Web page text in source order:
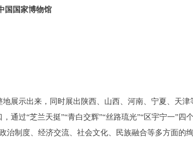
国国家博物馆
展示出来，同时展出陕西、山西、河南、宁夏、天津
通过“芝兰天挺”“青白交辉”“丝路琉光”“区宇宁一”四
制度、经济交流、社会文化、民族融合等多方面的绚